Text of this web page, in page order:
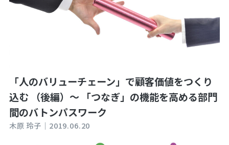
「人のバリューチェーン」で顧客価値をつくり
込む （後編）～ 「つなぎ」の機能を高める部門
間のバトンパスワーク
木原 玲子｜ 2019.06.20